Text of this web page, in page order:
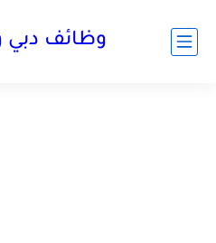
وظائف دبي